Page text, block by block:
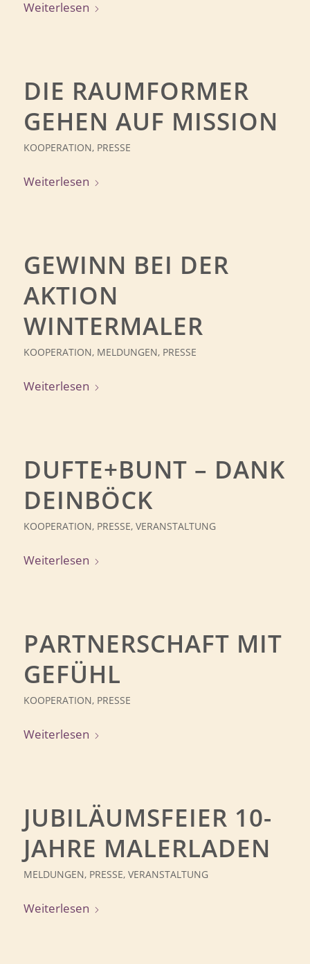
Weiterlesen
DIE RAUMFORMER
GEHEN AUF MISSION
KOOPERATION, PRESSE
Weiterlesen
GEWINN BEI DER
AKTION
WINTERMALER
KOOPERATION, MELDUNGEN, PRESSE
Weiterlesen
DUFTE+BUNT – DANK
DEINBÖCK
KOOPERATION, PRESSE, VERANSTALTUNG
Weiterlesen
PARTNERSCHAFT MIT
GEFÜHL
KOOPERATION, PRESSE
Weiterlesen
JUBILÄUMSFEIER 10-
JAHRE MALERLADEN
MELDUNGEN, PRESSE, VERANSTALTUNG
Weiterlesen